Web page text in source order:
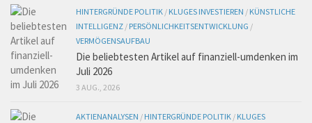
HINTERGRÜNDE POLITIK / KLUGES INVESTIEREN / KÜNSTLICHE
INTELLIGENZ / PERSÖNLICHKEITSENTWICKLUNG /
VERMÖGENSAUFBAU
Die beliebtesten Artikel auf finanziell-umdenken im
Juli 2026
3 AUG., 2026
AKTIENANALYSEN / HINTERGRÜNDE POLITIK / KLUGES